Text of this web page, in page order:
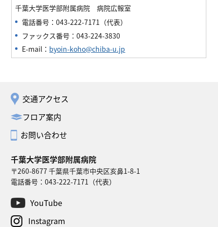
千葉大学医学部附属病院 病院広報室
電話番号：043-222-7171（代表）
ファックス番号：043-224-3830
E-mail： byoin-koho@chiba-u.jp
千葉大学医学部附属病院
〒260-8677 千葉県千葉市中央区亥鼻1-8-1
電話番号：043-222-7171 （代表）
YouTube
Instagram
交通アクセス
フロア案内
お問い合わせ